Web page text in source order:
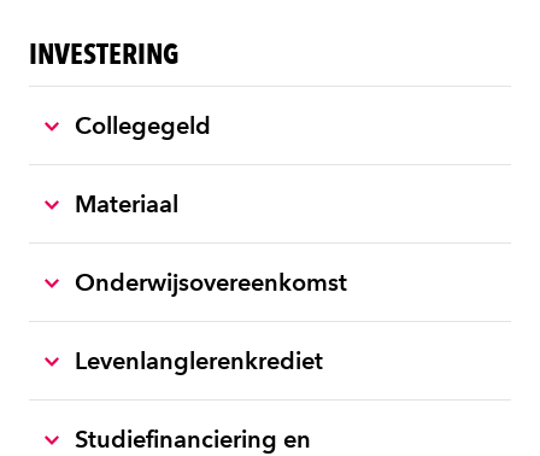
INVESTERING
Collegegeld
Materiaal
Onderwijsovereenkomst
Levenlanglerenkrediet
Studiefinanciering en